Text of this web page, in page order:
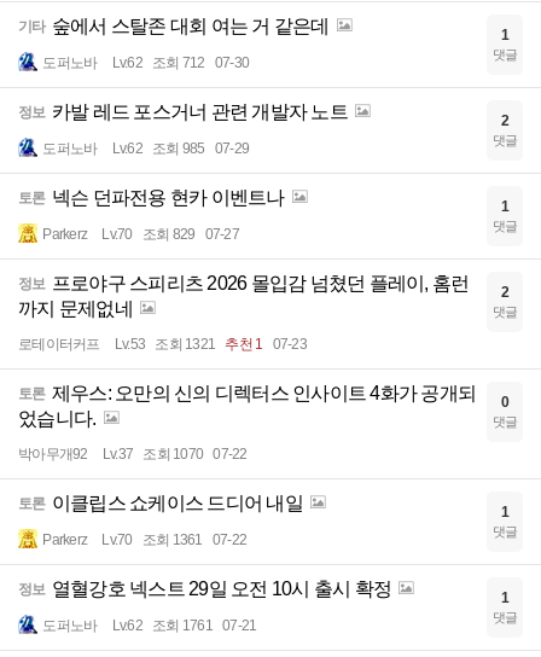
기타 숲에서 스탈존 대회 여는 거 같은데
도퍼노바 Lv.62 조회 712 07-30
1
댓글
정보 카발 레드 포스거너 관련 개발자 노트
도퍼노바 Lv.62 조회 985 07-29
2
댓글
토론 넥슨 던파전용 현카 이벤트나
Parkerz Lv.70 조회 829 07-27
1
댓글
정보 프로야구 스피리츠 2026 몰입감 넘쳤던 플레이, 홈런
까지 문제없네
로테이터커프 Lv.53 조회 1321 추천 1 07-23
2
댓글
토론 제우스: 오만의 신의 디렉터스 인사이트 4화가 공개되
었습니다.
박아무개92 Lv.37 조회 1070 07-22
0
댓글
토론 이클립스 쇼케이스 드디어 내일
Parkerz Lv.70 조회 1361 07-22
1
댓글
정보 열혈강호 넥스트 29일 오전 10시 출시 확정
도퍼노바 Lv.62 조회 1761 07-21
1
댓글